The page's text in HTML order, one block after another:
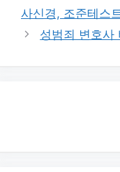
사신경, 조준테스트
성범죄 변호사